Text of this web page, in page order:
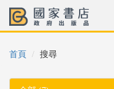
首頁 搜尋